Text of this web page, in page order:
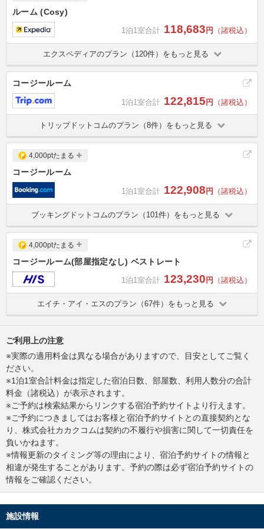
ルーム (Cosy)
1泊1室合計 118,683 円 （諸税込）
エクスペディアのプラン（120件）をもっと見る
コージールーム
1泊1室合計 122,815円 （諸税込）
トリップドットコムのプラン（8件）をもっと見る
4,000ptたまる
コージールーム
1泊1室合計 122,908 円 （諸税込）
ブッキングドットコムのプラン（101件）をもっと見る
4,000ptたまる
コージールーム(部屋指定なし) ベストレート
1泊1室合計 123,230 円 （諸税込）
エイチ・アイ・エスのプラン（67件）をもっと見る
ご利用上の注意
※実際の適用料金は異なる場合がありますので、目安としてご覧く
ださい。
※1泊1室合計料金は指定した宿泊日数、部屋数、利用人数分の合計
料金（諸税込）が表示されます。
※ご予約は検索結果からリンクする宿泊予約サイトより行えます。
※ご予約につきましてはお客様と宿泊予約サイトとの直接契約とな
り、株式会社カカクコムは契約の不履行や損害に関して一切責任を
負いかねます。
※情報更新のタイミング等の理由により、宿泊予約サイトの情報と
相違が発生することがあります。予約の際は必ず宿泊予約サイトの
情報をご確認ください。
施設情報